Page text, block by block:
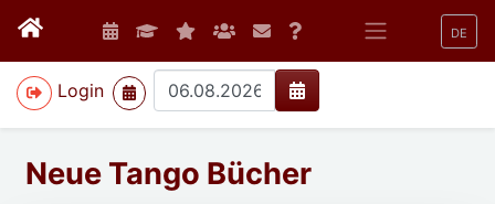
DE
Login
>
Neue Tango Bücher